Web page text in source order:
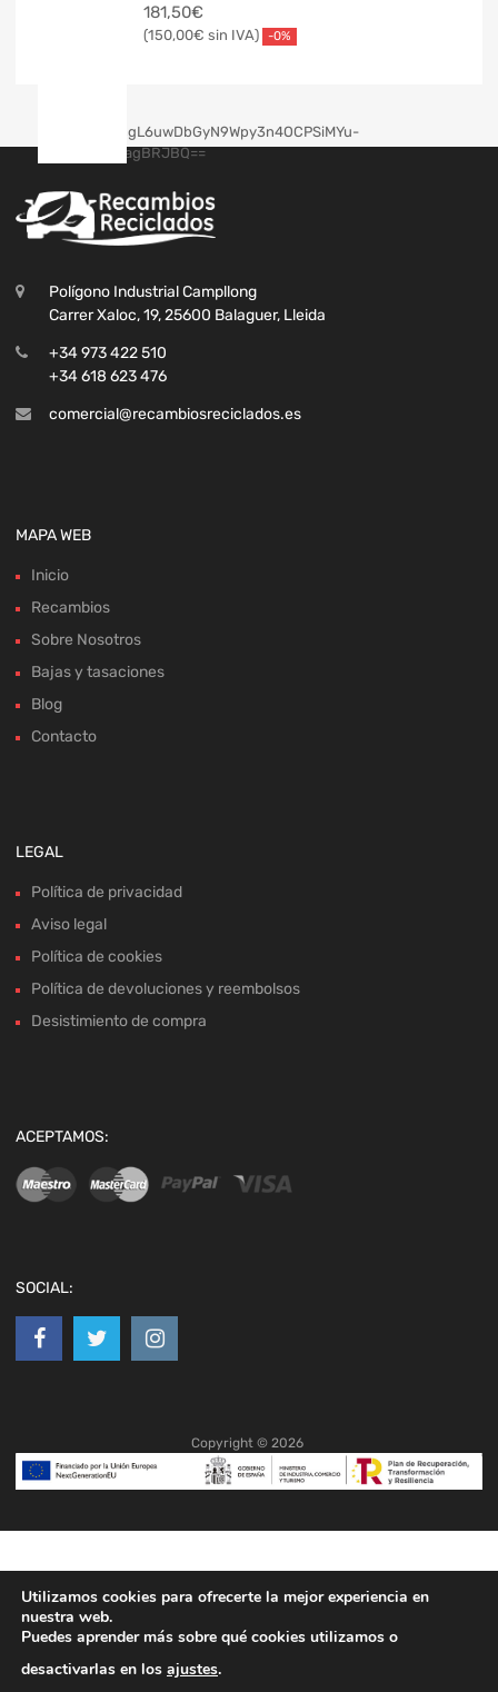
181,50€
150,00€ -0%
Polígono Industrial Campllong
Carrer Xaloc, 19, 25600 Balaguer, Lleida
+34 973 422 510
+34 618 623 476
comercial@recambiosreciclados.es
MAPA WEB
Inicio
Recambios
Sobre Nosotros
Bajas y tasaciones
Blog
Contacto
LEGAL
Política de privacidad
Aviso legal
Política de cookies
Política de devoluciones y reembolsos
Desistimiento de compra
ACEPTAMOS:
SOCIAL:
Copyright © 2026
Utilizamos cookies para ofrecerte la mejor experiencia en
nuestra web.
Puedes aprender más sobre qué cookies utilizamos o
desactivarlas en los ajustes.